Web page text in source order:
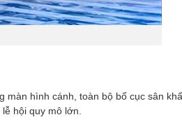
màn hình cánh, toàn bộ bố cục sân
hội quy mô lớn.